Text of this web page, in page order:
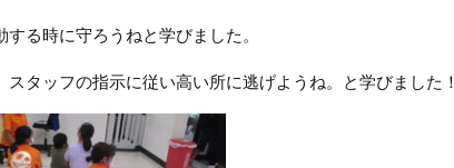
る時に守ろうねと学びました。
スタッフの指示に従い高い所に逃げようね。と学びました！